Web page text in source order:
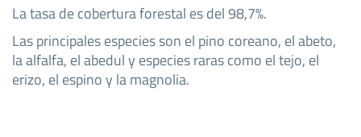
La tasa de cobertura forestal es del 98,7%.
Las principales especies son el pino coreano, el abeto,
la alfalfa, el abedul y especies raras como el tejo, el
erizo, el espino y la magnolia.